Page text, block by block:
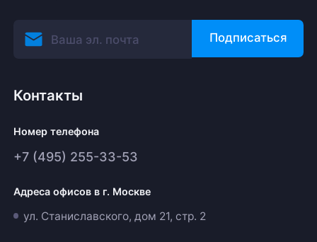
Подписаться
Контакты
Номер телефона
+7 (495) 255-33-53
Адреса офисов в г. Москве
ул. Станиславского, дом 21, стр. 2